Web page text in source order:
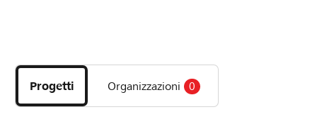
DE FR IT
i
progetti
e
Progetti Organizzazioni 0